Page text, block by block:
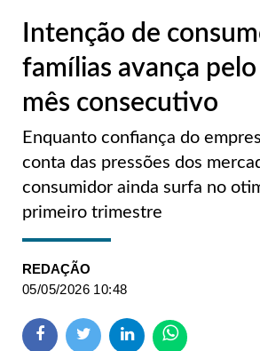
Intenção de
famílias avança
mês consecutivo
Enquanto confiança do
conta das pressões dos
consumidor ainda surfa no
primeiro trimestre
REDAÇÃO
05/05/2026 10:48